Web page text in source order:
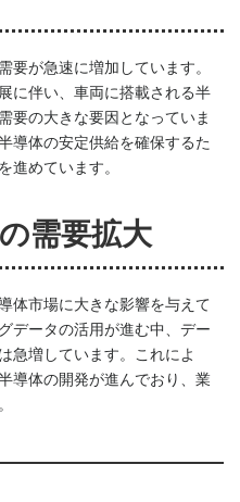
要が急速に増加しています。
に伴い、車両に搭載される半
要の大きな要因となっていま
導体の安定供給を確保するた
進めています。
需要拡大
体市場に大きな影響を与えて
データの活用が進む中、デー
急増しています。これによ
導体の開発が進んでおり、業